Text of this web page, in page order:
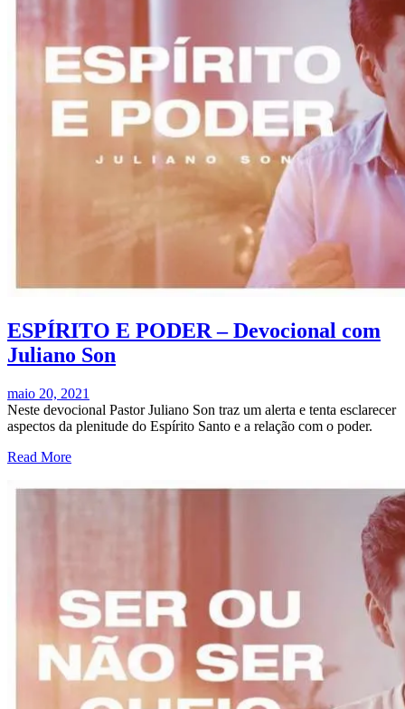
ESPÍRITO E PODER – Devocional com
Juliano Son
maio 20, 2021
Neste devocional Pastor Juliano Son traz um alerta e tenta esclarecer
aspectos da plenitude do Espírito Santo e a relação com o poder.
Read More